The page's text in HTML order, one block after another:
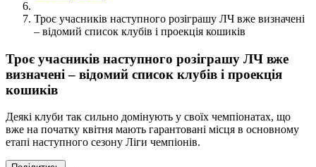
Троє учасників наступного розіграшу ЛЧ вже визначені
– відомий список клубів і проекція кошиків
Троє учасників наступного розіграшу ЛЧ вже
визначені – відомий список клубів і проекція
кошиків
Деякі клуби так сильно домінують у своїх чемпіонатах, що
вже на початку квітня мають гарантовані місця в основному
етапі наступного сезону Ліги чемпіонів.